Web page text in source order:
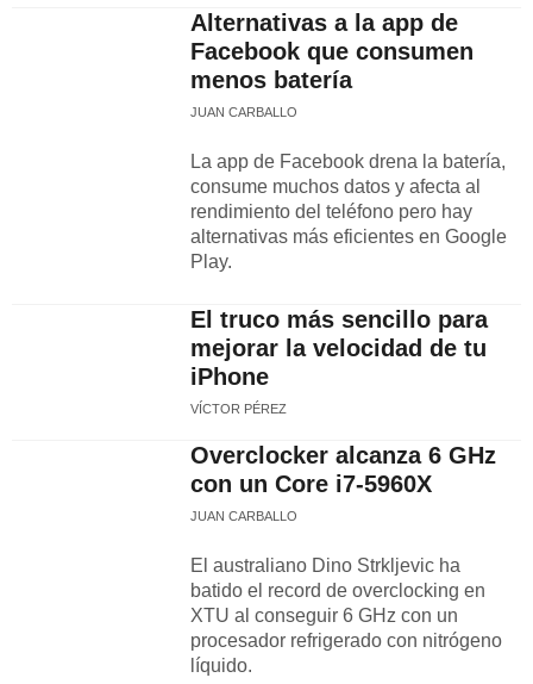
Alternativas a la app de
Facebook que consumen
menos batería
JUAN CARBALLO
La app de Facebook drena la batería,
consume muchos datos y afecta al
rendimiento del teléfono pero hay
alternativas más eficientes en Google
Play.
El truco más sencillo para
mejorar la velocidad de tu
iPhone
VÍCTOR PÉREZ
Overclocker alcanza 6 GHz
con un Core i7-5960X
JUAN CARBALLO
El australiano Dino Strkljevic ha
batido el record de overclocking en
XTU al conseguir 6 GHz con un
procesador refrigerado con nitrógeno
líquido.